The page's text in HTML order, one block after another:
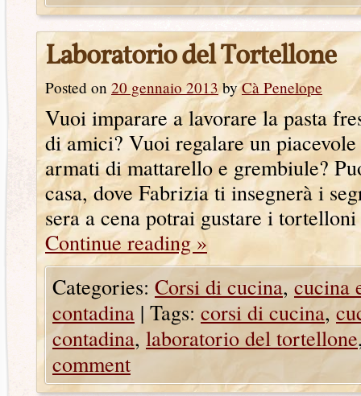
Laboratorio del Tortellone
Posted on 20 gennaio 2013 by Cà Penelope
Vuoi imparare a lavorare la pasta
di amici? Vuoi regalare un
armati di mattarello e grembiule?
casa, dove Fabrizia ti insegnerà i
sera a cena potrai gustare i
Continue reading»
Categories: Corsi di cucina, cucina
contadina | Tags: corsi di cucina,
contadina, laboratorio del tortellone
comment